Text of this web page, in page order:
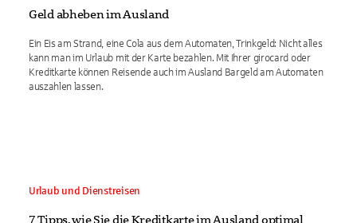
Geld abheben im Ausland
Ein Eis am Strand, eine Cola aus dem Automaten, Trinkgeld: Nicht alles
kann man im Urlaub mit der Karte bezahlen. Mit Ihrer girocard oder
Kreditkarte können Reisende auch im Ausland Bargeld am Automaten
auszahlen lassen.
Urlaub und Dienstreisen
7 Tipps, wie Sie die Kreditkarte im Ausland optimal